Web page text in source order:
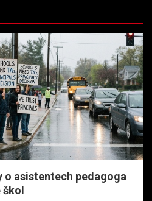
asistentech pedagoga
škol